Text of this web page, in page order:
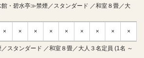
・碧水亭≫禁煙／スタンダード ／和室８畳／大
× × × × × × × × ×
スタンダード ／和室８畳／大人３名定員 (1名 ～